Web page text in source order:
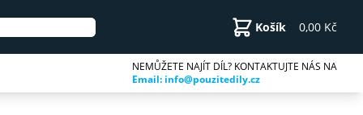
Košík 0,00 Kč
NEMŮŽETE NAJÍT DÍL? KONTAKTUJTE NÁS NA
Email: info@pouzitedily.cz